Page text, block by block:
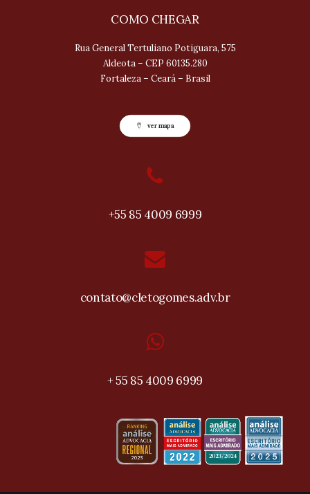
COMO CHEGAR
Rua General Tertuliano Potiguara, 575
Aldeota – CEP 60135.280
Fortaleza – Ceará – Brasil
ver mapa
+55 85 4009 6999
contato@cletogomes.adv.br
+ 55 85 4009 6999